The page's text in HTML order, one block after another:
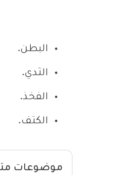
البطن.
الثدي.
الفخذ.
الكتف.
موضوعات